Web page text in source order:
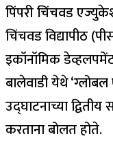
पिंपरी चिंचवड
चिंचवड विद्यापीठ
इकॉनॉमिक
बालेवाडी येथे
उद्घाटनाच्या द्वितीय
करताना बोलत होते.